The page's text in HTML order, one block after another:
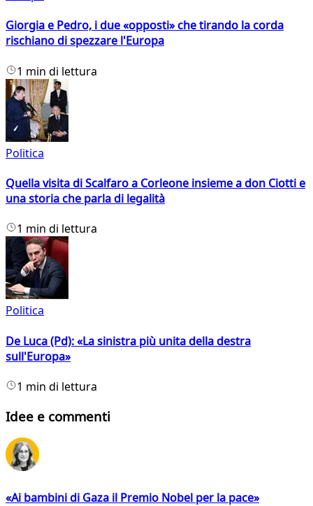
Giorgia e Pedro, i due «opposti» che tirando la corda
rischiano di spezzare l'Europa
1 min di lettura
Politica
Quella visita di Scalfaro a Corleone insieme a don Ciotti e
una storia che parla di legalità
1 min di lettura
Politica
De Luca (Pd): «La sinistra più unita della destra
sull'Europa»
1 min di lettura
Idee e commenti
«Ai bambini di Gaza il Premio Nobel per la pace»